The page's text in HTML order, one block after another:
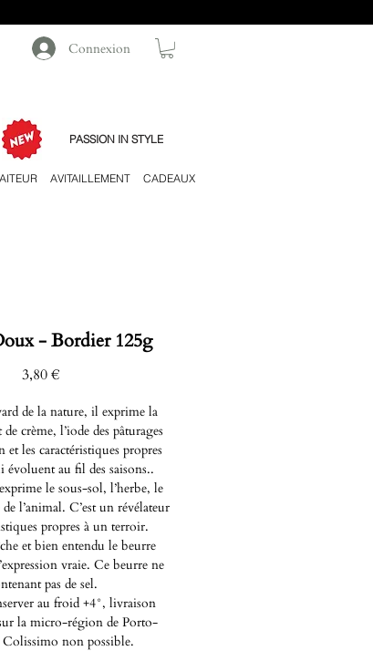
Connexion
PASSION IN STYLE
AVITAILLEMENT CADEAUX
- Bordier 125g
3,80 €Prix
de la nature, il exprime la
crème, l’iode des pâturages
et les caractéristiques propres
au fil des saisons..
le sous-sol, l’herbe, le
l’animal. C’est un révélateur
propres à un terroir.
et bien entendu le beurre
vraie. Ce beurre ne
pas de sel.
au froid +4°, livraison
la micro-région de Porto-
non possible.